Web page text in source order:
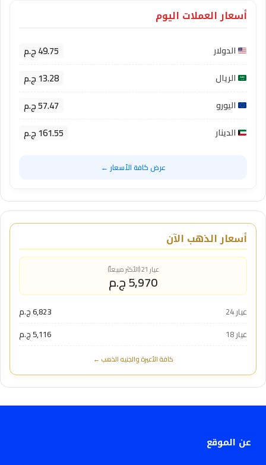
أسعار العملات اليوم
الدولار 49.75 ج.م
الريال 13.28 ج.م
اليورو 57.47 ج.م
الدينار 161.55 ج.م
عرض كافة الأسعار ←
أسعار الذهب الآن
عيار 21 (الأكثر مبيعاً)
5,970 ج.م
عيار 24
6,823 ج.م
عيار 18
5,116 ج.م
كافة الأعيرة والجنيه الذهب ←
عن الموقع